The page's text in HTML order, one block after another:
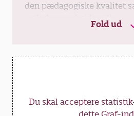
den pædagogiske kvalitet
og lederes arbejdsmiljø:
pædagogikken.
Fold ud
Du skal acceptere
dette Graf-